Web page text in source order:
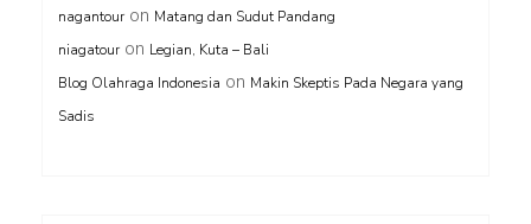
nagantour on Matang dan Sudut Pandang
niagatour on Legian, Kuta – Bali
Blog Olahraga Indonesia on Makin Skeptis Pada Negara yang
Sadis